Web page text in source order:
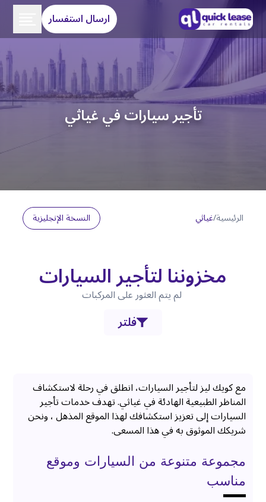
ارسال استفسار
تأجير سيارات في غياثي
الرئيسية/غياثي النسخة الإنجليزية
مخزوننا لتأجير السيارات
لم يتم العثور على المركبات
فلتر
مع كويك ليز لتأجير السيارات، انطلق في رحلة لاستكشاف
المناظر الطبيعية الهادئة في غياثي. تهدف خدمات تأجير
السيارات إلى تعزيز استكشافك لهذا الموقع المذهل ، ونحن
شريكك الموثوق به في هذا المسعى.
مجموعة متنوعة من السيارات وموقع
مناسب